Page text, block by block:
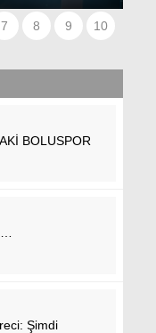
7 8 9 10
BOLUSPOR
Şimdi